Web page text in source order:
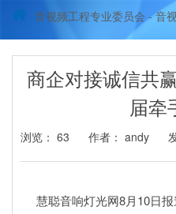
音视频工程专业委员会 - 音
商企对接诚信共
届牵
浏览： 63 作者： andy
慧聪音响灯光网8月10日报